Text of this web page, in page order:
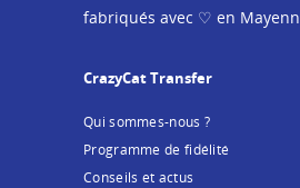
fabriqués avec ♡ en
CrazyCat Transfer
Qui sommes-nous ?
Programme de fidélité
Conseils et actus